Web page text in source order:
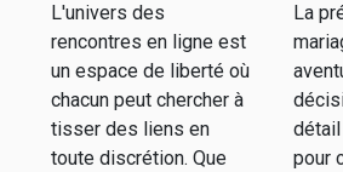
de
rencontres
discrètes
L'univers des
rencontres en ligne est
un espace de liberté où
chacun peut chercher à
tisser des liens en
toute discrétion. Que
La
pour